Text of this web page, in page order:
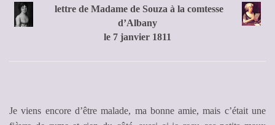
lettre de Madame de Souza à la comtesse
d’Albany
le 7 janvier 1811
Je viens encore d’être malade, ma bonne amie, mais c’était une